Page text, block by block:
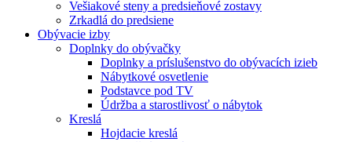
Vešiakové steny a predsieňové zostavy
Zrkadlá do predsiene
Obývacie izby
Doplnky do obývačky
Doplnky a príslušenstvo do obývacích izieb
Nábytkové osvetlenie
Podstavce pod TV
Údržba a starostlivosť o nábytok
Kreslá
Hojdacie kreslá